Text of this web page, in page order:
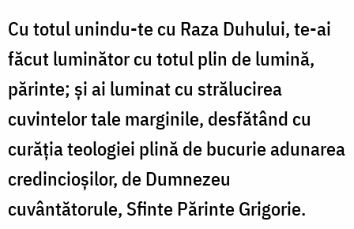
Cu totul unindu-te cu Raza Duhului, te-ai
făcut luminător cu totul plin de lumină,
părinte; şi ai luminat cu strălucirea
cuvintelor tale marginile, desfătând cu
curăţia teologiei plină de bucurie adunarea
credincioşilor, de Dumnezeu
cuvântătorule, Sfinte Părinte Grigorie.